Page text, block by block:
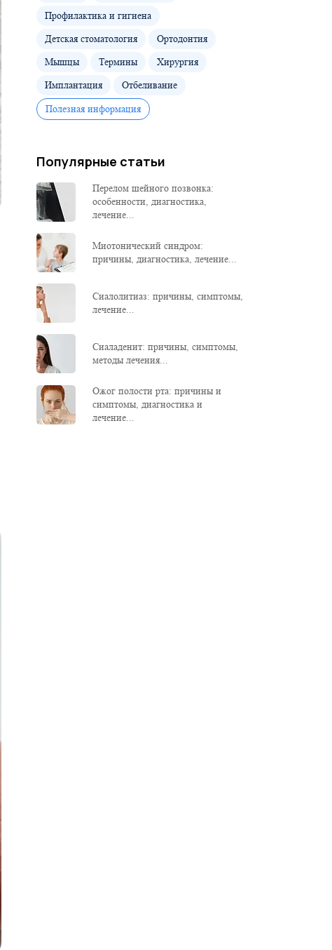
Профилактика и гигиена
Детская стоматология Ортодонтия
Мышцы Термины Хирургия
Имплантация Отбеливание
Полезная информация
Популярные статьи
Перелом шейного позвонка:
особенности, диагностика,
лечение...
Миотонический синдром:
причины, диагностика, лечение...
Сиалолитиаз: причины, симптомы,
лечение...
Сиаладенит: причины, симптомы,
методы лечения...
Ожог полости рта: причины и
симптомы, диагностика и
лечение...